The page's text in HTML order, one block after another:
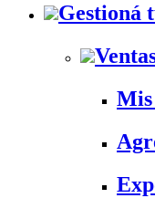
Gestioná
Mis